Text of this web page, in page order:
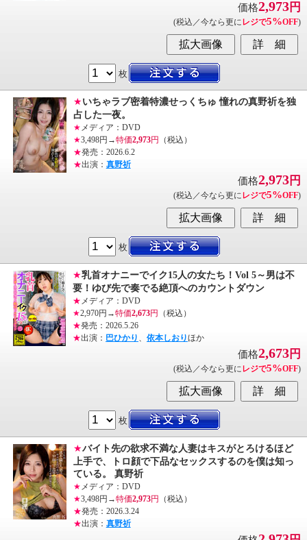
価格2,973円
(税込／今なら更に レジで5%OFF)
枚
★いちゃラブ密着特濃せっくちゅ 憧れの真野祈を独
占した一夜。
★ メディア：DVD
★3,498円→特価2,973円
（税込）
★発売：2026.6.2
★出演： 真野祈
価格2,973円
(税込／今なら更に レジで5%OFF)
枚
★乳首オナニーでイク15人の女たち！Vol 5～男は不
要！ゆび先で奏でる絶頂へのカウントダウン
★ メディア：DVD
★2,970円→特価2,673円
（税込）
★発売：2026.5.26
★出演： 巴ひかり 、 依本しおりほか
価格2,673円
(税込／今なら更に レジで5%OFF)
枚
★バイト先の欲求不満な人妻はキスがとろけるほど
上手で、トロ顔で下品なセックスするのを僕は知っ
ている。 真野祈
★ メディア：DVD
★3,498円→特価2,973円
（税込）
★発売：2026.3.24
★出演： 真野祈